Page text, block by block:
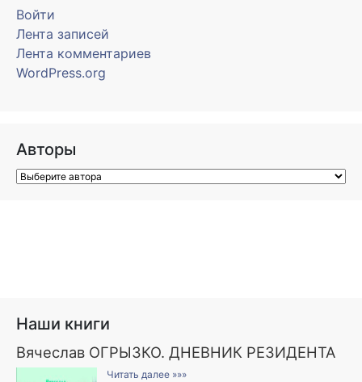
Войти
Лента записей
Лента комментариев
WordPress.org
Авторы
Наши книги
Вячеслав ОГРЫЗКО. ДНЕВНИК РЕЗИДЕНТА
Читать далее »»»